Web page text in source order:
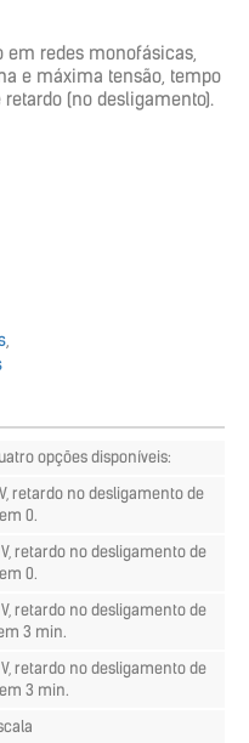
redes monofásicas,
e máxima tensão, tempo
(no desligamento).
opções disponíveis:
retardo no desligamento de
0.
retardo no desligamento de
0.
retardo no desligamento de
3 min.
retardo no desligamento de
3 min.